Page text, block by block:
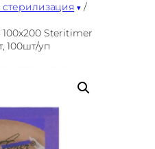
/
Steritimer
100шт/уп